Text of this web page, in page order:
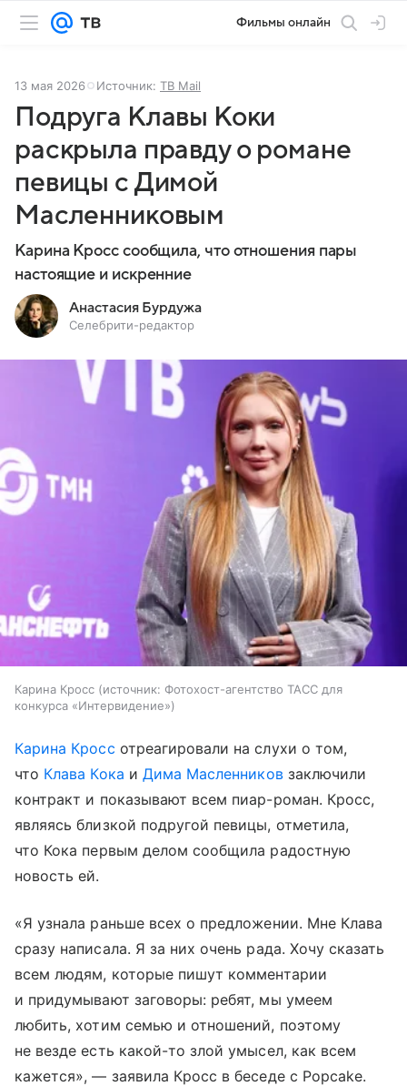
Фильмы онлайн
13 мая 2026 Источник: ТВ Mail
Подруга Клавы Коки
раскрыла правду о романе
певицы с Димой
Масленниковым
Карина Кросс сообщила, что отношения пары
настоящие и искренние
Анастасия Бурдужа
Селебрити-редактор
Карина Кросс источник: Фотохост-агентство ТАСС для
конкурса «Интервидение»
Карина Кросс отреагировали на слухи о том,
что Клава Кока и Дима Масленниковзаключили
контракт и показывают всем пиар-роман. Кросс,
являясь близкой подругой певицы, отметила,
что Кока первым делом сообщила радостную
новость ей.
«Я узнала раньше всех о предложении. Мне Клава
сразу написала. Я за них очень рада. Хочу сказать
всем людям, которые пишут комментарии
и придумывают заговоры: ребят, мы умеем
любить, хотим семью и отношений, поэтому
не везде есть какой-то злой умысел, как всем
кажется», — заявила Кросс в беседе с Popcake.